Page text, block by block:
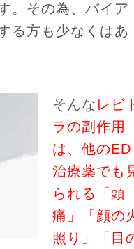
。その為、バイア
る方も少なくはあ
そんな レビ
ラの副作用
は、他のED
治療薬でも
られる「頭
痛」「顔の
照り」「目